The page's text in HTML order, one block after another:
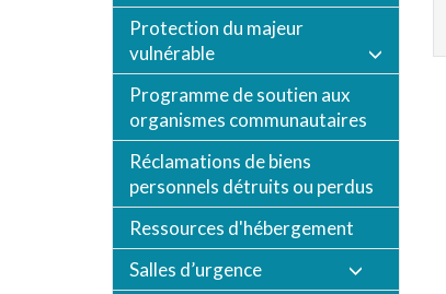
Protection du majeur
vulnérable
Programme de soutien aux
organismes communautaires
Réclamations de biens
personnels détruits ou perdus
Ressources d'hébergement
Salles d’urgence